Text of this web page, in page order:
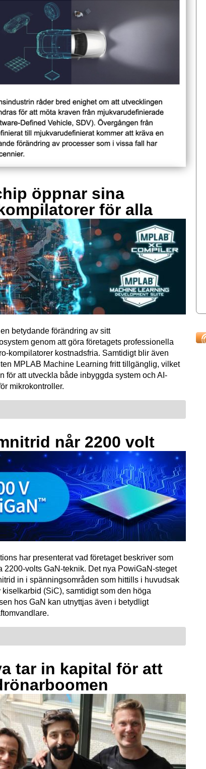
öppnar sina
för alla
betydande förändring av sitt
genom att göra företagets professionella
kompilatorer kostnadsfria. Samtidigt blir även
MPLAB Machine Learning fritt tillgänglig, vilket
för att utveckla både inbyggda system och AI-
mikrokontroller.
når 2200 volt
har presenterat vad företaget beskriver som
2200-volts GaN-teknik. Det nya PowiGaN-steget
in i spänningsområden som hittills i huvudsak
kiselkarbid (SiC), samtidigt som den höga
hos GaN kan utnyttjas även i betydligt
tar in kapital för att